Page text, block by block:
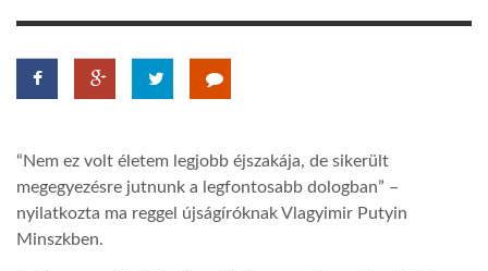
GLOBOTV
“Nem ez volt életem legjobb éjszakája, de sikerült
megegyezésre jutnunk a legfontosabb dologban” –
nyilatkozta ma reggel újságíróknak Vlagyimir Putyin
Minszkben.